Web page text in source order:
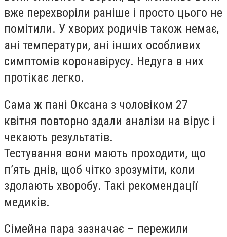
вже перехворіли раніше і просто цього не
помітили. У хворих родичів також немає,
ані температури, ані інших особливих
симптомів коронавірусу. Недуга в них
протікає легко.
Сама ж пані Оксана з чоловіком 27
квітня повторно здали аналізи на вірус і
чекають результатів.
Тестування вони мають проходити, що
п’ять днів, щоб чітко зрозуміти, коли
здолають хворобу. Такі рекомендації
медиків.
Сімейна пара зазначає – пережили